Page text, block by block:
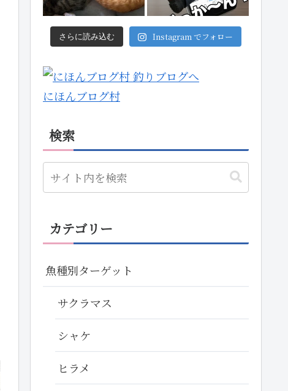
さらに読み込む Instagram でフォロー
にほんブログ村
検索
カテゴリー
魚種別ターゲット
サクラマス
シャケ
ヒラメ